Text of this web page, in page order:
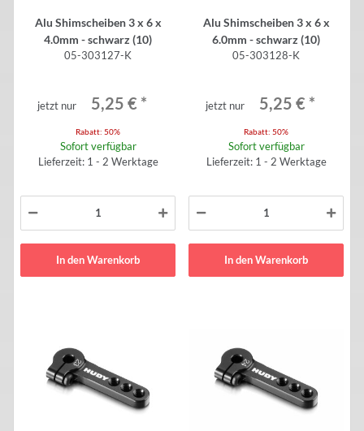
Alu Shimscheiben 3 x 6 x
4.0mm - schwarz (10)
05-303127-K
jetzt nur 5,25 € *
Rabatt: 50%
Sofort verfügbar
Lieferzeit: 1 - 2 Werktage
In den Warenkorb
Alu Shimscheiben 3 x 6 x
6.0mm - schwarz (10)
05-303128-K
jetzt nur 5,25 € *
Rabatt: 50%
Sofort verfügbar
Lieferzeit: 1 - 2 Werktage
In den Warenkorb